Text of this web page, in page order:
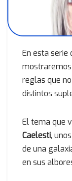
En esta serie
reglas que
distintos
El tema que
Caelesti,
de una
en sus